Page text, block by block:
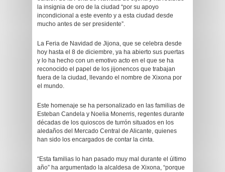
la insignia de oro de la ciudad “por su apoyo
incondicional a este evento y a esta ciudad desde
mucho antes de ser presidente”.
La Feria de Navidad de Jijona, que se celebra desde
hoy hasta el 8 de diciembre, ya ha abierto sus puertas
y lo ha hecho con un emotivo acto en el que se ha
reconocido el papel de los jijonencos que trabajan
fuera de la ciudad, llevando el nombre de Xixona por
el mundo.
Este homenaje se ha personalizado en las familias de
Esteban Candela y Noelia Monerris, regentes durante
décadas de los quioscos de turrón situados en los
aledaños del Mercado Central de Alicante, quienes
han sido los encargados de contar la cinta.
“Esta familias lo han pasado muy mal durante el último
año” ha argumentado la alcaldesa de Xixona, “porque